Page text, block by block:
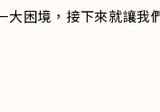
困境，接下來就讓我